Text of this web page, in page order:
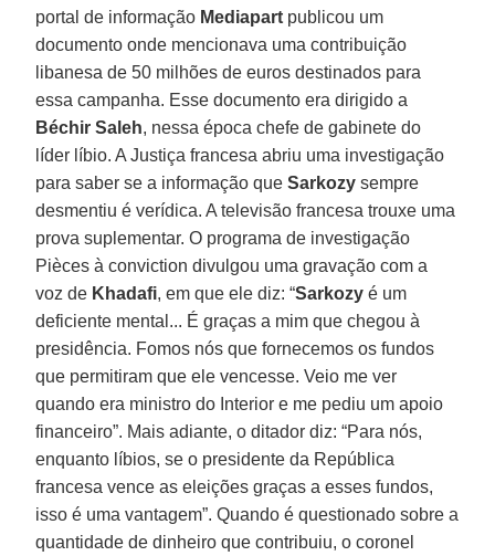
portal de informação Mediapart publicou um
documento onde mencionava uma contribuição
libanesa de 50 milhões de euros destinados para
essa campanha. Esse documento era dirigido a
Béchir Saleh, nessa época chefe de gabinete do
líder líbio. A Justiça francesa abriu uma investigação
para saber se a informação queSarkozy sempre
desmentiu é verídica. A televisão francesa trouxe uma
prova suplementar. O programa de investigação
Pièces à conviction divulgou uma gravação com a
voz de Khadafi, em que ele diz: “Sarkozy é um
deficiente mental... É graças a mim que chegou à
presidência. Fomos nós que fornecemos os fundos
que permitiram que ele vencesse. Veio me ver
quando era ministro do Interior e me pediu um apoio
financeiro”. Mais adiante, o ditador diz: “Para nós,
enquanto líbios, se o presidente da República
francesa vence as eleições graças a esses fundos,
isso é uma vantagem”. Quando é questionado sobre a
quantidade de dinheiro que contribuiu, o coronel